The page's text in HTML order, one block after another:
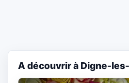
A découvrir à Digne-